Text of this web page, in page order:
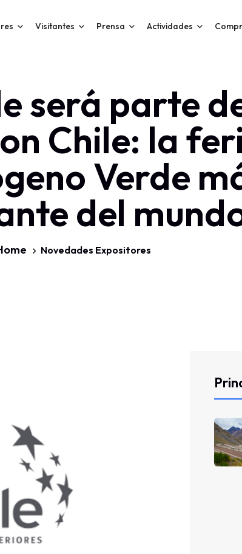
Visitantes Prensa Actividades
será parte
Chile: la
Verde
del
Novedades Expositores